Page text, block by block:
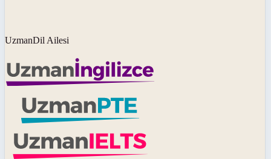
UzmanDil Ailesi